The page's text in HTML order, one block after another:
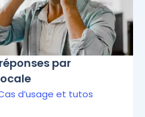
par
d’usage et tutos